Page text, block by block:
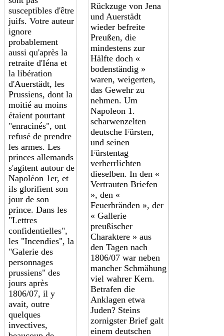
susceptibles d'être
juifs. Votre auteur
ignore
probablement
aussi qu'après la
retraite d'Iéna et
la libération
d'Auerstädt, les
Prussiens, dont la
moitié au moins
étaient pourtant
"enracinés", ont
refusé de prendre
les armes. Les
princes allemands
s'agitent autour de
Napoléon 1er, et
ils glorifient son
jour de son
prince. Dans les
"Lettres
confidentielles",
les "Incendies", la
"Galerie des
personnages
prussiens" des
jours après
1806/07, il y
avait, outre
quelques
invectives,
Rückzuge von Jena
und Auerstädt
wieder befreite
Preußen, die
mindestens zur
Hälfte doch «
bodenständig »
waren, weigerten,
das Gewehr zu
nehmen. Um
Napoleon 1.
scharwenzelten
deutsche Fürsten,
und seinen
Fürstentag
verherrlichten
dieselben. In den «
Vertrauten Briefen
», den «
Feuerbränden », der
« Gallerie
preußischer
Charaktere » aus
den Tagen nach
1806/07 war neben
mancher Schmähung
viel wahrer Kern.
Betrafen die
Anklagen etwa
Juden? Steins
zornigster Brief galt
einem deutschen